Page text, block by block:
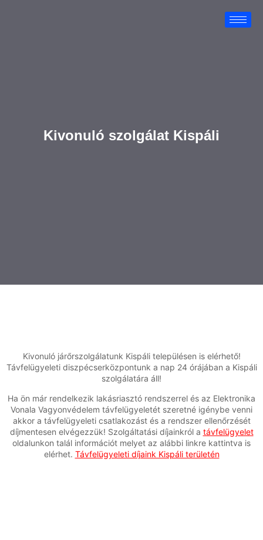
Kivonuló szolgálat Kispáli
Kivonuló járőrszolgálatunk Kispáli településen is elérhető!
Távfelügyeleti diszpécserközpontunk a nap 24 órájában a Kispáli
szolgálatára áll!
Ha ön már rendelkezik lakásriasztó rendszerrel és az Elektronika
Vonala Vagyonvédelem távfelügyeletét szeretné igénybe venni
akkor a távfelügyeleti csatlakozást és a rendszer ellenőrzését
díjmentesen elvégezzük! Szolgáltatási díjainkról a távfelügyelet
oldalunkon talál információt melyet az alábbi linkre kattintva is
elérhet. Távfelügyeleti díjaink Kispáli területén